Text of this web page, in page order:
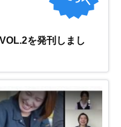
を発刊しまし